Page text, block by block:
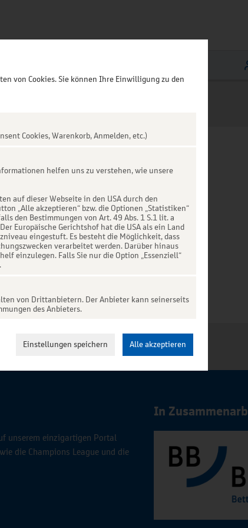
unserem einzigartigen Portal
die Champions League und die
In
von Cookies. Sie können Ihre Einwilligung zu den
Cookies, Warenkorb, Anmelden, etc.)
helfen uns zu verstehen, wie unsere
auf dieser Webseite in den USA durch den
„Alle akzeptieren“ bzw. die Optionen „Statistiken“
den Bestimmungen von Art. 49 Abs. 1 S.1 lit. a
Europäische Gerichtshof hat die USA als ein Land
eingestuft. Es besteht die Möglichkeit, dass
verarbeitet werden. Darüber hinaus
einzulegen. Falls Sie nur die Option „Essenziell“
von Drittanbietern. Der Anbieter kann seinerseits
des Anbieters.
Einstellungen speichern Alle akzeptieren